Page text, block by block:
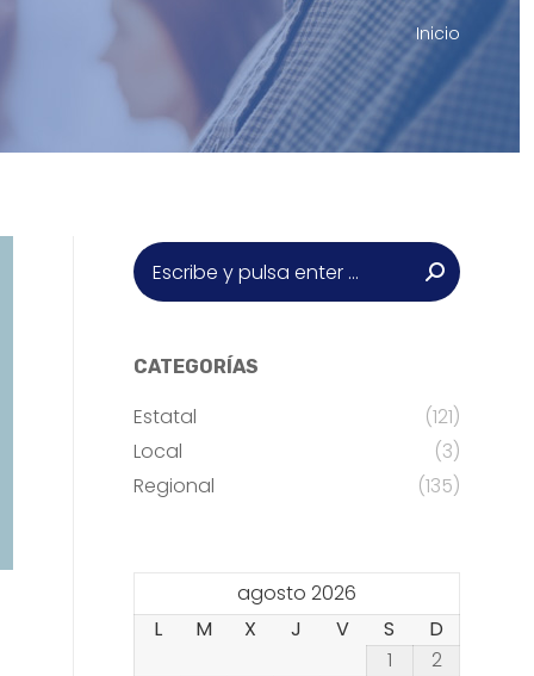
Inicio
Buscar:
CATEGORÍAS
Estatal
(121)
Local
(3)
Regional
(135)
agosto 2026
L
M X J V S
D
1
2